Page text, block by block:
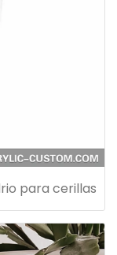
para cerillas